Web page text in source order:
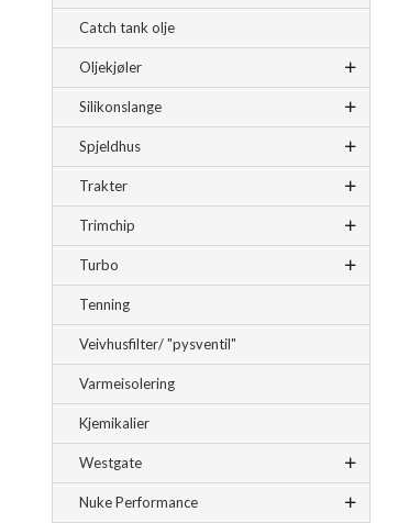
Catch tank olje
Oljekjøler
Silikonslange
Spjeldhus
Trakter
Trimchip
Turbo
Tenning
Veivhusfilter/ "pysventil"
Varmeisolering
Kjemikalier
Westgate
Nuke Performance